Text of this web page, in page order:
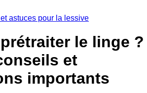
astuces pour la lessive
le linge ?
et
importants